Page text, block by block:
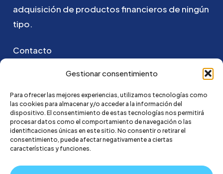
Gestionar consentimiento
Para ofrecer las mejores experiencias, utilizamos tecnologías como
las cookies para almacenar y/o acceder a la información del
dispositivo. El consentimiento de estas tecnologías nos permitirá
procesar datos como el comportamiento de navegación o las
identificaciones únicas en este sitio. No consentir o retirar el
consentimiento, puede afectar negativamente a ciertas
características y funciones.
adquisición de productosfinancieros de ningún
tipo.
Contacto
Puedes ponerte en contacto con nosotros
hola@credi4me.com